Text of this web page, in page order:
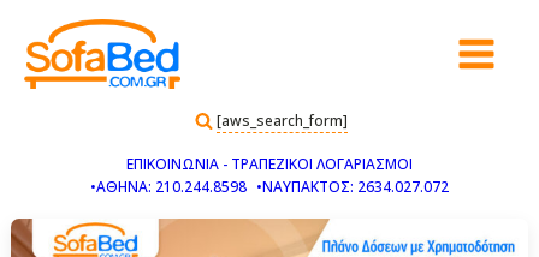
[aws_search_form]
ΕΠΙΚΟΙΝΩΝΙΑ - ΤΡΑΠΕΖΙΚΟΙ ΛΟΓΑΡΙΑΣΜΟΙ
•ΑΘΗΝΑ: 210.244.8598 •ΝΑΥΠΑΚΤΟΣ: 2634.027.072